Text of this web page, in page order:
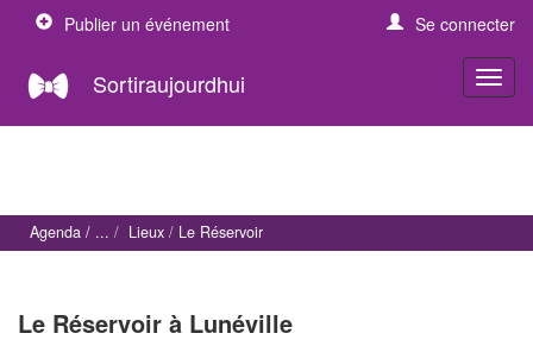
Publier un événement Se connecter
Sortiraujourdhui
Agenda Lieux Le Réservoir
Le Réservoir à Lunéville